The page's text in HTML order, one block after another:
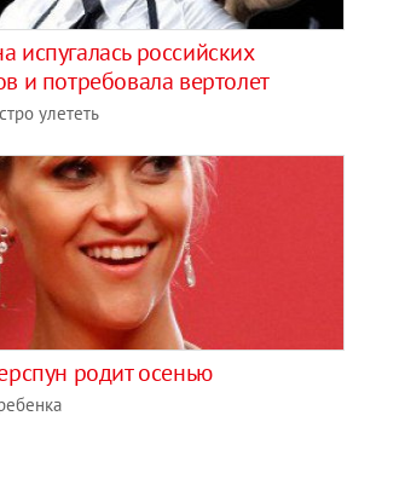
испугалась российских
и потребовала вертолет
улететь
родит осенью